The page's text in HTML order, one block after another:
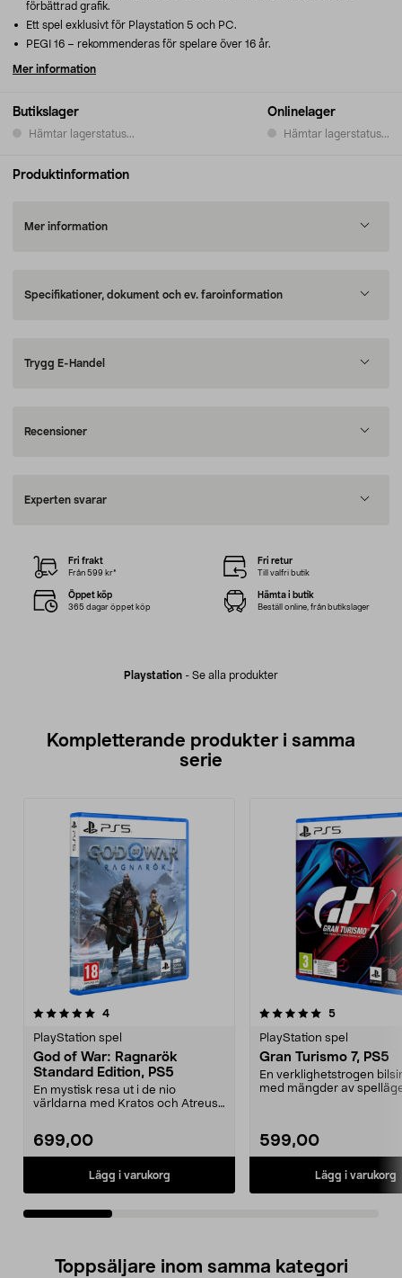
Butikslager
Hämtar lagerstatus...
Onlinelager
Hämtar lagerstatus...
förbättrad grafik.
Ett spel exklusivt för Playstation 5 och PC.
PEGI 16 – rekommenderas för spelare över 16 år.
Mer information
Produktinformation
Mer information
Specifikationer, dokument och ev. faroinformation
Trygg E-Handel
Recensioner
Experten svarar
Playstation - Se alla produkter
Fri frakt
Från 599 kr*
Fri retur
Till valfri butik
Öppet köp
365 dagar öppet köp
Hämta i butik
Beställ online, från butikslager
Kompletterande produkter i samma
serie
4recensioner
PlayStation spel
God of War: Ragnarök
Standard Edition, PS5
En mystisk resa ut i de nio
världarna med Kratos och Atreus.
699,00
Lägg i varukorg
5.0av 5 stjärnor 5recensioner
PlayStation spel
Gran Turismo 7, PS5
En verklighetstrogen
med mängder av
599,00
Lägg i varukorg
0.0 av 5 stjärnor
Toppsäljare inom samma kategori